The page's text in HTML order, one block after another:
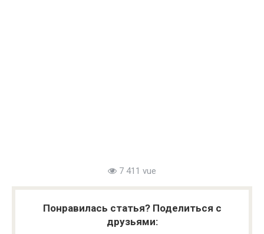
7 411 vue
Понравилась статья? Поделиться с
друзьями: